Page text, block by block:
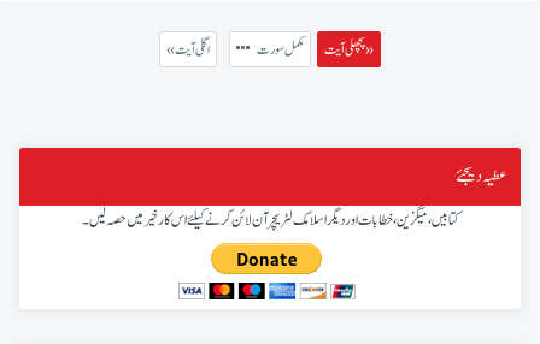
پچھلی آیت » مکمل سورت « اگلی آیت
عطیہ دیجئے
کتابیں، میگزین، خطابات اور دیگر اسلامک لٹریچر آن لائن کرنے کیلئے اس کار خیر میں حصہ لیں۔